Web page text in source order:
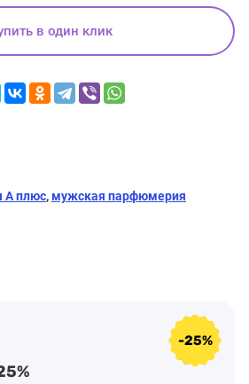
в один клик
А плюс, мужская парфюмерия
-25%